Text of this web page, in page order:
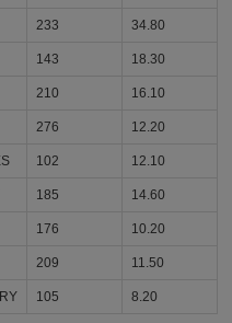
233 34.80
143 18.30
210 16.10
276 12.20
102 12.10
185 14.60
176 10.20
209 11.50
105 8.20